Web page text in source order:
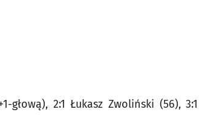
głową), 2:1 Łukasz Zwoliński (56),